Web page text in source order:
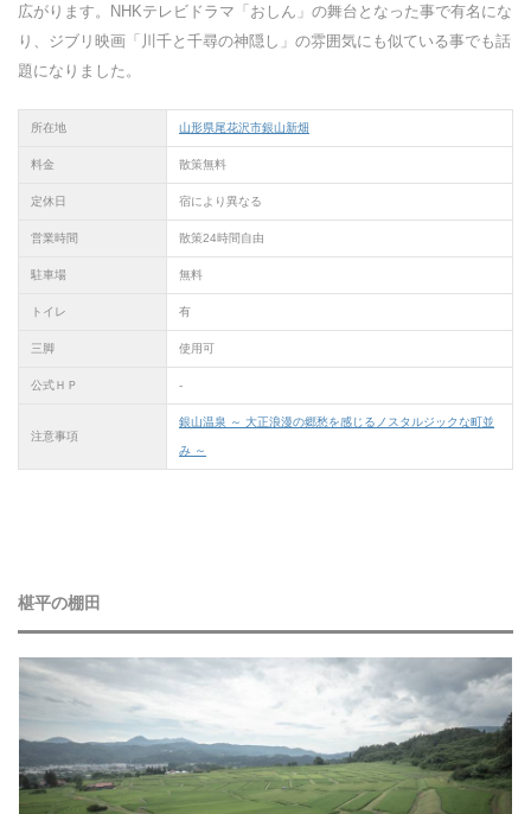
広がります。NHKテレビドラマ「おしん」の舞台となった事で有名にな
り、ジブリ映画「川千と千尋の神隠し」の雰囲気にも似ている事でも話
題になりました。
所在地 山形県尾花沢市銀山新畑
料金 散策無料
定休日 宿により異なる
営業時間 散策24時間自由
駐車場 無料
トイレ 有
三脚 使用可
公式ＨＰ -
注意事項
銀山温泉 ～ 大正浪漫の郷愁を感じるノスタルジックな町並
み ～
椹平の棚田